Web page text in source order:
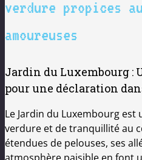
verdure propices
amoureuses
Jardin du Luxembourg :
pour une déclaration
Le Jardin du Luxembourg est
verdure et de tranquillité au
étendues de pelouses, ses